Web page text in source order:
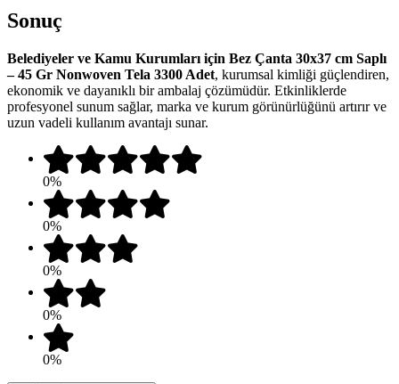
Sonuç
Belediyeler ve Kamu Kurumları için Bez Çanta 30x37 cm Saplı
– 45 Gr Nonwoven Tela 3300 Adet, kurumsal kimliği güçlendiren,
ekonomik ve dayanıklı bir ambalaj çözümüdür. Etkinliklerde
profesyonel sunum sağlar, marka ve kurum görünürlüğünü artırır ve
uzun vadeli kullanım avantajı sunar.
0%
0%
0%
0%
0%